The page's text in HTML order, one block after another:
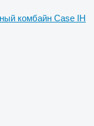
комбайн Case IH